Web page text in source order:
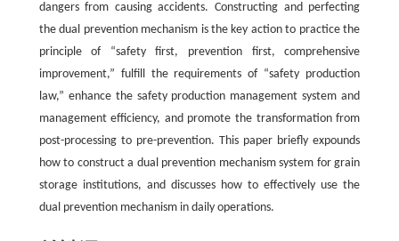
dangers from causing accidents. Constructing and perfecting
the dual prevention mechanism is the key action to practice the
principle of “safety first, prevention first, comprehensive
improvement,” fulfill the requirements of “safety production
law,” enhance the safety production management system and
management efficiency, and promote the transformation from
post-processing to pre-prevention. This paper briefly expounds
how to construct a dual prevention mechanism system for grain
storage institutions, and discusses how to effectively use the
dual prevention mechanism in daily operations.